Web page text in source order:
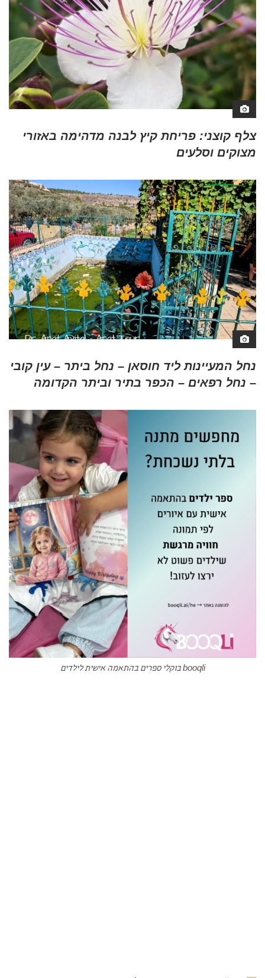
צלף קוצני: פריחת קיץ לבנה מדהימה באזורי
מצוקים וסלעים
נחל המעיינות ליד חוסאן – נחל ביתר – עין קובי
– נחל רפאים – הכפר בתיר וביתר הקדומה
booqli בוקלי ספרים בהתאמה אישית לילדים